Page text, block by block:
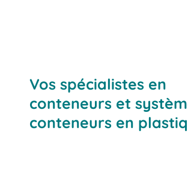
Vos spécialistes en
conteneurs et
conteneurs en